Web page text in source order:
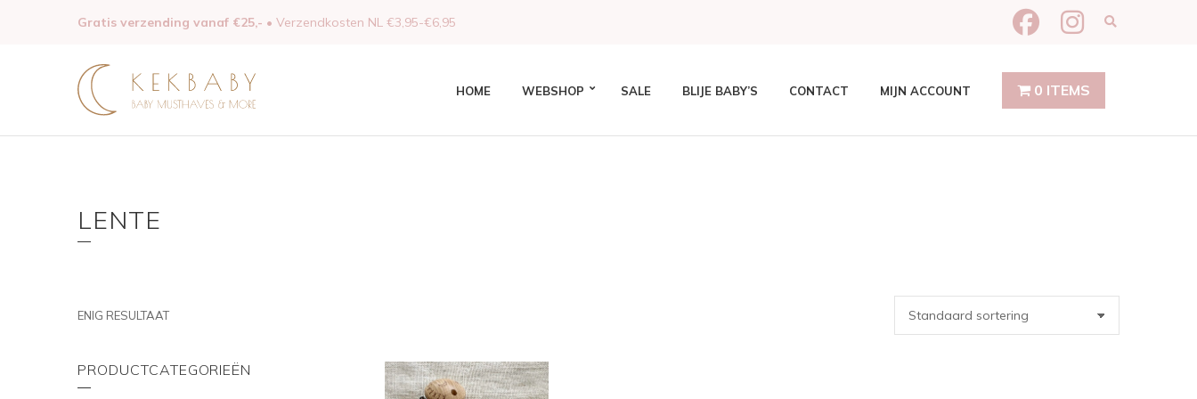
Gratis verzending vanaf €25,- • Verzendkosten NL €3,95-€6,95
HOME WEBSHOP SALE BLIJE BABY’S CONTACT MIJN ACCOUNT 0 ITEMS
LENTE
ENIG RESULTAAT
PRODUCTCATEGORIEËN